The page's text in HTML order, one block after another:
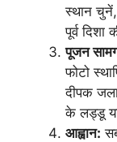
स्थान चुनें,
पूर्व
पूजन
फोटो
दीपक
के लड्डू
आह्वान: